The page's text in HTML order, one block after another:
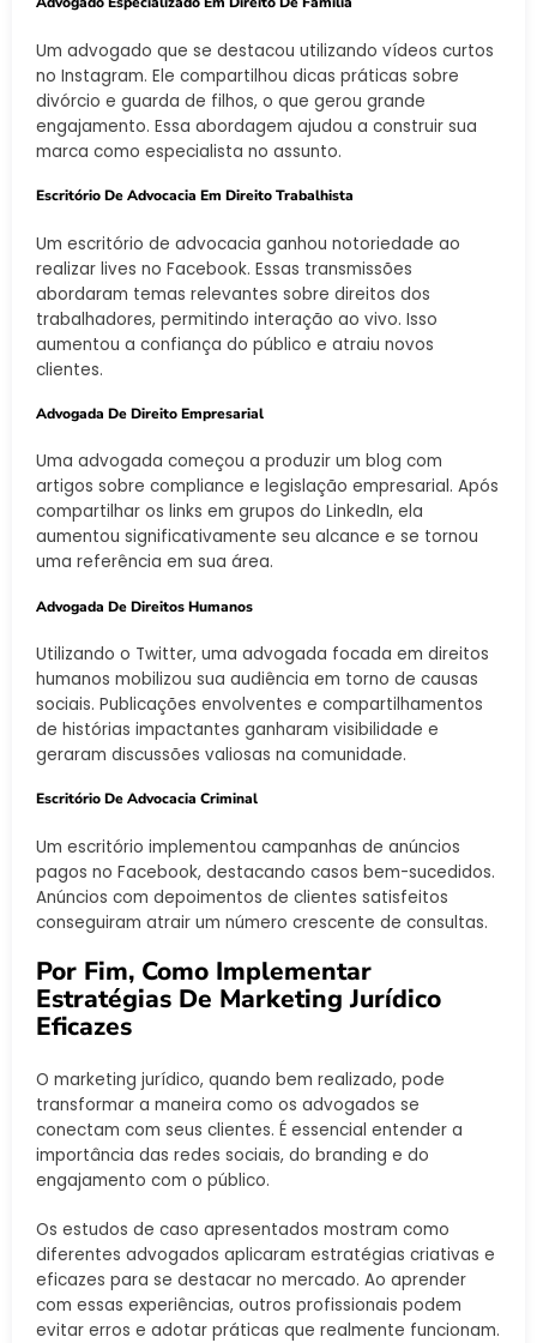
Um advogado que se destacou utilizando vídeos curtos
no Instagram. Ele compartilhou dicas práticas sobre
divórcio e guarda de filhos, o que gerou grande
engajamento. Essa abordagem ajudou a construir sua
marca como especialista no assunto.
Escritório De Advocacia Em Direito Trabalhista
Um escritório de advocacia ganhou notoriedade ao
realizar lives no Facebook. Essas transmissões
abordaram temas relevantes sobre direitos dos
trabalhadores, permitindo interação ao vivo. Isso
aumentou a confiança do público e atraiu novos
clientes.
Advogada De Direito Empresarial
Uma advogada começou a produzir um blog com
artigos sobre compliance e legislação empresarial. Após
compartilhar os links em grupos do LinkedIn, ela
aumentou significativamente seu alcance e se tornou
uma referência em sua área.
Advogada De Direitos Humanos
Utilizando o Twitter, uma advogada focada em direitos
humanos mobilizou sua audiência em torno de causas
sociais. Publicações envolventes e compartilhamentos
de histórias impactantes ganharam visibilidade e
geraram discussões valiosas na comunidade.
Escritório De Advocacia Criminal
Um escritório implementou campanhas de anúncios
pagos no Facebook, destacando casos bem-sucedidos.
Anúncios com depoimentos de clientes satisfeitos
conseguiram atrair um número crescente de consultas.
Por Fim, Como Implementar
Estratégias De Marketing Jurídico
Eficazes
O marketing jurídico, quando bem realizado, pode
transformar a maneira como os advogados se
conectam com seus clientes. É essencial entender a
importância das redes sociais, do branding e do
engajamento com o público.
Os estudos de caso apresentados mostram como
diferentes advogados aplicaram estratégias criativas e
eficazes para se destacar no mercado. Ao aprender
com essas experiências, outros profissionais podem
evitar erros e adotar práticas que realmente funcionam.